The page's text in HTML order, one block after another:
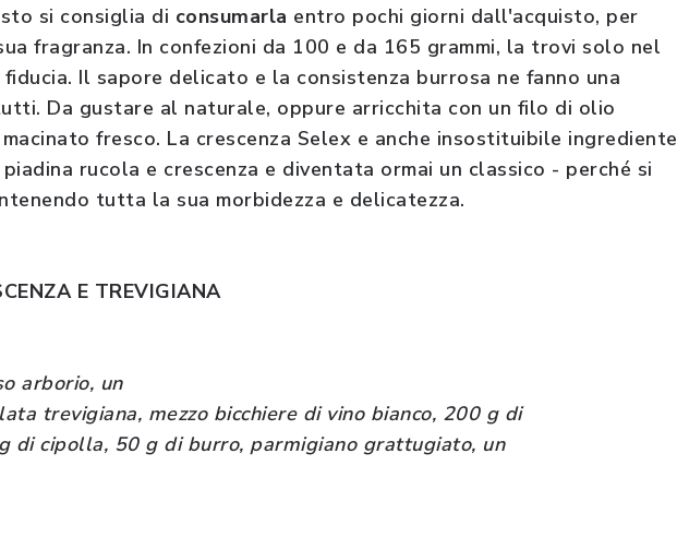
si consiglia di consumarla entro pochi giorni dall'acquisto, per
fragranza. In confezioni da 100 e da 165 grammi, la trovi solo nel
Il sapore delicato e la consistenza burrosa ne fanno una
Da gustare al naturale, oppure arricchita con un filo di olio
fresco. La crescenza Selex e anche insostituibile ingrediente
rucola e crescenza e diventata ormai un classico - perché si
tutta la sua morbidezza e delicatezza.
E TREVIGIANA
arborio, un
trevigiana, mezzo bicchiere di vino bianco, 200 g di
di cipolla, 50 g di burro, parmigiano grattugiato, un